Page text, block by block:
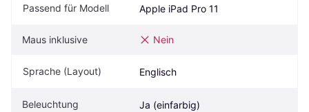
Passend für Modell Apple iPad Pro 11
Maus inklusive Nein
Sprache (Layout) Englisch
Beleuchtung Ja (einfarbig)